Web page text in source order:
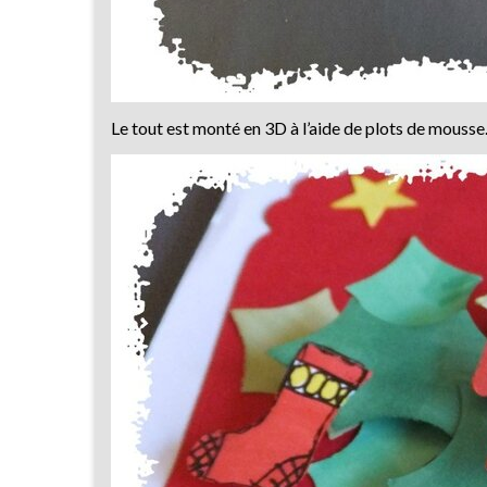
Le tout est monté en 3D à l’aide de plots de mousse.